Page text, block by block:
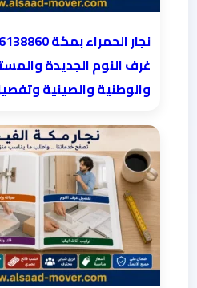
غرف النوم الجديدة
والوطنية والصينية